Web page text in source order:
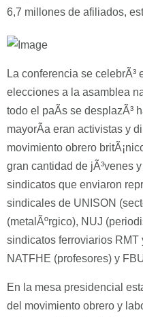
6,7 millones de afiliados,
La conferencia se
elecciones a la asamblea
todo el paÃ­s se desplazÃ³
mayorÃ­a eran activistas y
movimiento obrero
gran cantidad de jÃ³venes
sindicatos que enviaron
sindicales de UNISON
(metalÃºrgico), NUJ
sindicatos ferroviarios RMT
NATFHE (profesores) y
En la mesa presidencial
del movimiento obrero y